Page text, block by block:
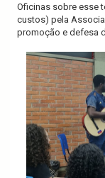
Oficinas sobre esse
custos) pela
promoção e defesa